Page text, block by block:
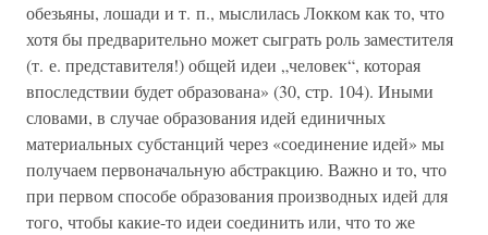
обезьяны, лошади и т. п., мыслилась Локком как то, что
хотя бы предварительно может сыграть роль заместителя
(т. е. представителя!) общей идеи „человек“, которая
впоследствии будет образована» (30, стр. 104). Иными
словами, в случае образования идей единичных
материальных субстанций через «соединение идей» мы
получаем первоначальную абстракцию. Важно и то, что
при первом способе образования производных идей для
того, чтобы какие-то идеи соединить или, что то же